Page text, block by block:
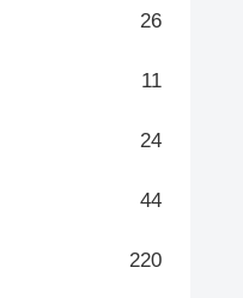
26
11
24
44
220